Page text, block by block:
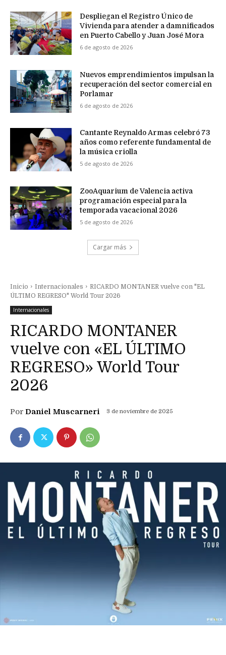
Despliegan el Registro Único de
Vivienda para atender a damnificados
en Puerto Cabello y Juan José Mora
6 de agosto de 2026
Nuevos emprendimientos impulsan la
recuperación del sector comercial en
Porlamar
6 de agosto de 2026
Cantante Reynaldo Armas celebró 73
años como referente fundamental de
la música criolla
5 de agosto de 2026
ZooAquarium de Valencia activa
programación especial para la
temporada vacacional 2026
5 de agosto de 2026
Cargar más